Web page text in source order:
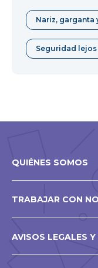
Nariz,
Seguridad
QUIÉNES SOMOS
TRABAJAR CON
AVISOS LEGALES